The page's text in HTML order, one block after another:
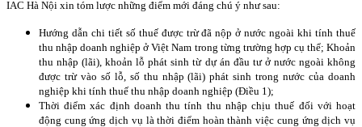
IAC Hà Nội xin tóm lược những điểm mới đáng chú ý như sau:
Hướng dẫn chi tiết số thuế được trừ đã nộp ở nước ngoài khi tính thuế
thu nhập doanh nghiệp ở Việt Nam trong từng trường hợp cụ thể; Khoản
thu nhập (lãi), khoản lỗ phát sinh từ dự án đầu tư ở nước ngoài không
được trừ vào số lỗ, số thu nhập (lãi) phát sinh trong nước của doanh
nghiệp khi tính thuế thu nhập doanh nghiệp (Điều 1);
Thời điểm xác định doanh thu tính thu nhập chịu thuế đối với hoạt
động cung ứng dịch vụ là thời điểm hoàn thành việc cung ứng dịch vụ